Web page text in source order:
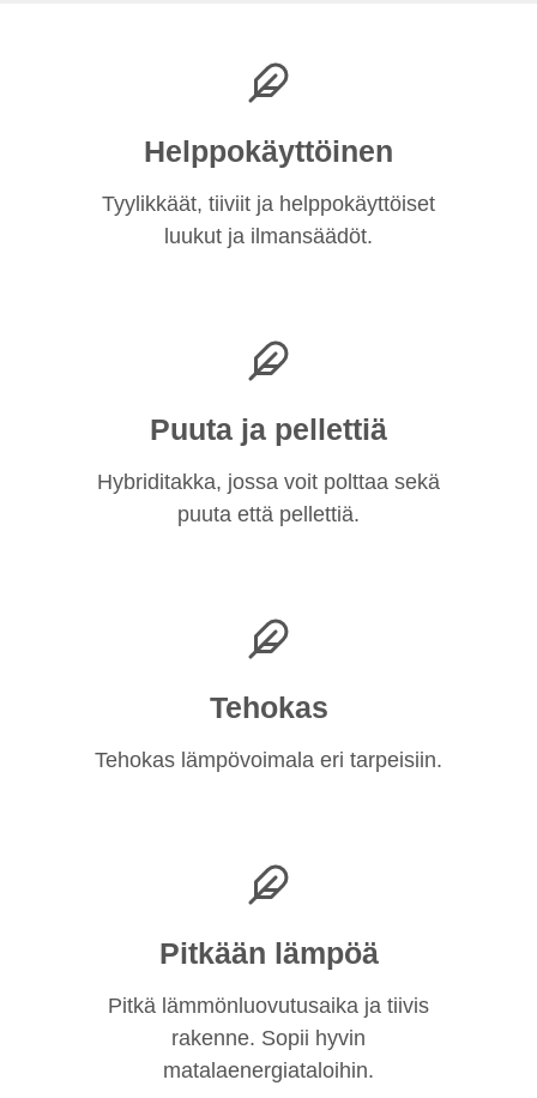
Helppokäyttöinen
Tyylikkäät, tiiviit ja helppokäyttöiset
luukut ja ilmansäädöt.
Puuta ja pellettiä
Hybriditakka, jossa voit polttaa sekä
puuta että pellettiä.
Tehokas
Tehokas lämpövoimala eri tarpeisiin.
Pitkään lämpöä
Pitkä lämmönluovutusaika ja tiivis
rakenne. Sopii hyvin
matalaenergiataloihin.